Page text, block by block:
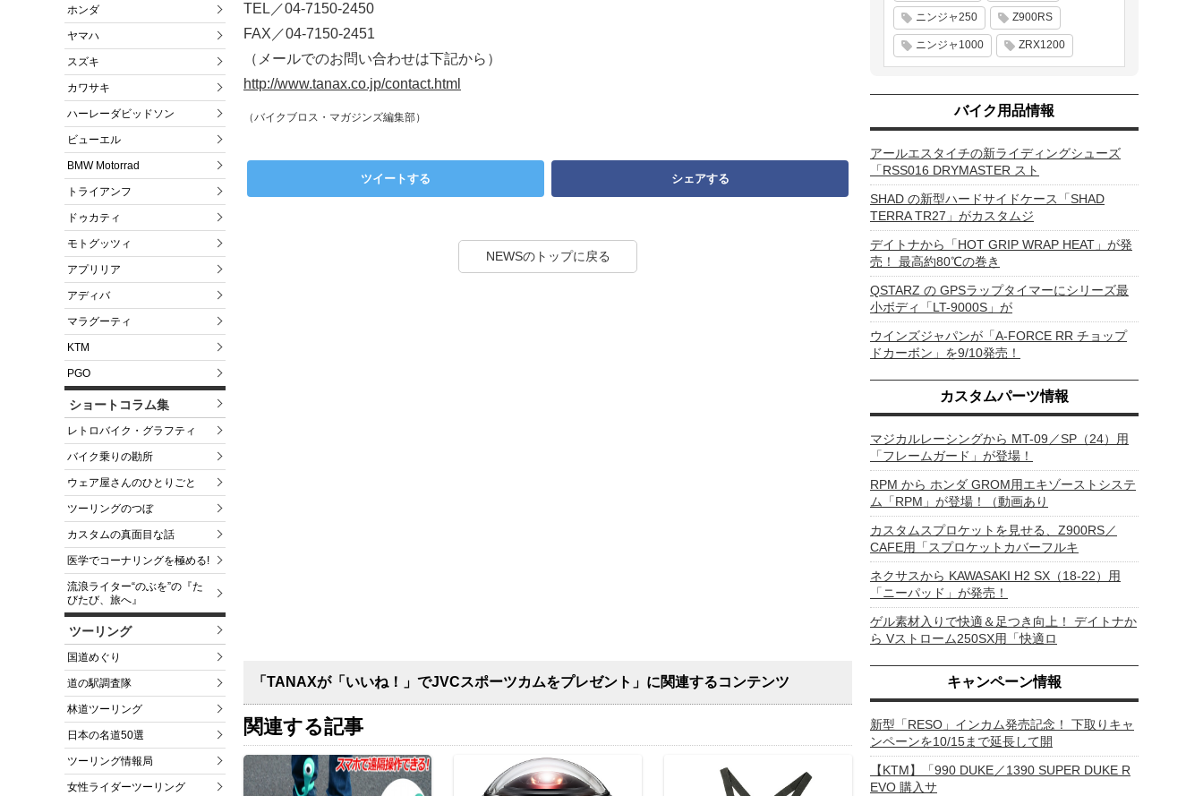
ホンダ
ヤマハ
スズキ
カワサキ
ハーレーダビッドソン
ビューエル
BMW Motorrad
トライアンフ
ドゥカティ
モトグッツィ
アプリリア
アディバ
マラグーティ
KTM
PGO
ショートコラム集
レトロバイク・グラフティ
バイク乗りの勘所
ウェア屋さんのひとりごと
ツーリングのつぼ
カスタムの真面目な話
医学でコーナリングを極める!
流浪ライター“のぶを”の『た
びたび、旅へ』
ツーリング
国道めぐり
道の駅調査隊
林道ツーリング
日本の名道50選
ツーリング情報局
女性ライダーツーリング
TEL／04-7150-2450
FAX／04-7150-2451
（メールでのお問い合わせは下記から）
http://www.tanax.co.jp/contact.html
（バイクブロス・マガジンズ編集部）
ツイートする シェアする
NEWSのトップに戻る
「TANAXが「いいね！」でJVCスポーツカムをプレゼント」に関連するコンテンツ
関連する記事
ニンジャ250 Z900RS
ニンジャ1000 ZRX1200
バイク用品情報
アールエスタイチの新ライディングシューズ
「RSS016 DRYMASTER スト
SHAD の新型ハードサイドケース「SHAD
TERRA TR27」がカスタムジ
デイトナから「HOT GRIP WRAP HEAT」が発
売！ 最高約80℃の巻き
QSTARZ の GPSラップタイマーにシリーズ最
小ボディ「LT-9000S」が
ウインズジャパンが「A-FORCE RR チョップ
ドカーボン」を9/10発売！
カスタムパーツ情報
マジカルレーシングから MT-09／SP（24）用
「フレームガード」が登場！
RPM から ホンダ GROM用エキゾーストシステ
ム「RPM」が登場！（動画あり
カスタムスプロケットを見せる、Z900RS／
CAFE用「スプロケットカバーフルキ
ネクサスから KAWASAKI H2 SX（18-22）用
「ニーパッド」が発売！
ゲル素材入りで快適＆足つき向上！ デイトナか
ら Vストローム250SX用「快適ロ
キャンペーン情報
新型「RESO」インカム発売記念！ 下取りキャ
ンペーンを10/15まで延長して開
【KTM】「990 DUKE／1390 SUPER DUKE R
EVO 購入サ